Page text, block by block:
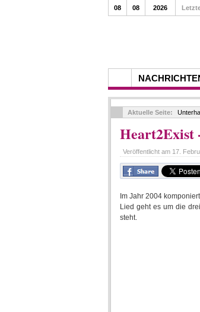
08 08 2026
Aktuelle Seite:
Heart2Exist
Veröffentlicht am 17.
Im Jahr 2004
Lied geht es um die
steht.